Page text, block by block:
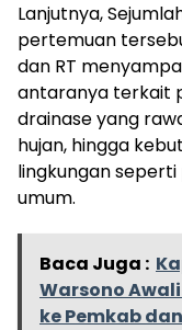
Lanjutnya,
pertemuan
dan RT
antaranya terkait
drainase yang
hujan, hingga
lingkungan
umum.
Baca Juga :
Warsono
ke Pemkab